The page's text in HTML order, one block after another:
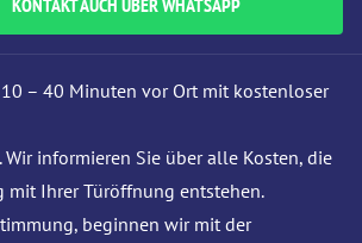
– 40 Minuten vor Ort mit kostenloser
. Wir informieren Sie über alle Kosten, die
mit Ihrer Türöffnung entstehen.
beginnen wir mit der